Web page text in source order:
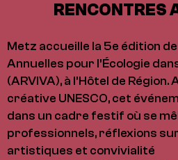
RENCONTRES
Metz accueille la 5e édition
Annuelles pour l’Écologie
(ARVIVA), à l’Hôtel de
créative UNESCO, cet
dans un cadre festif où se
professionnels, réflexions
artistiques et convivialité